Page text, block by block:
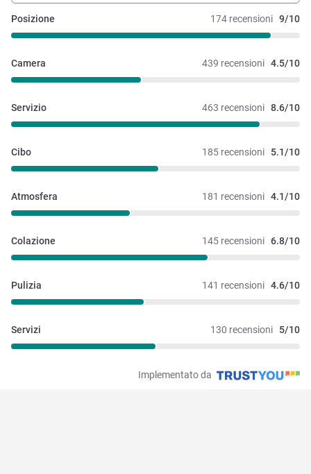
speso 70€/80€ avrei trovato l'offerta appropriata, a 125€
circa (già al netto dello sconto Voyager" proprio no.
174 recensioni 9/10
Posizione
439 recensioni 4.5/10
Camera
463 recensioni 8.6/10
Servizio
185 recensioni 5.1/10
Cibo
181 recensioni 4.1/10
Atmosfera
145 recensioni 6.8/10
Colazione
141 recensioni 4.6/10
Pulizia
130 recensioni 5/10
Servizi
Implementato da